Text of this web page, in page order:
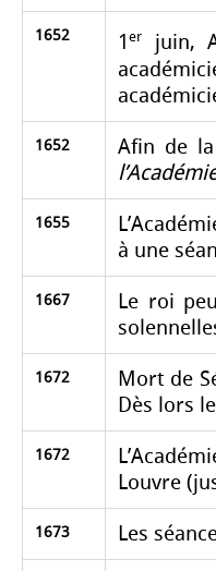
1652 1er
juin,
1652
Afin de
1655
à une
1667
Le roi
1672
Mort de
Dès lors
1672
Louvre
1673 Les